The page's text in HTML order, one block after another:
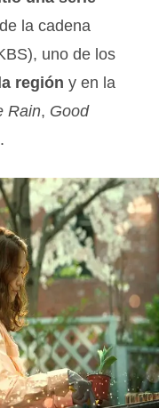
la cadena
uno de los
región y en la
Rain, Good
.